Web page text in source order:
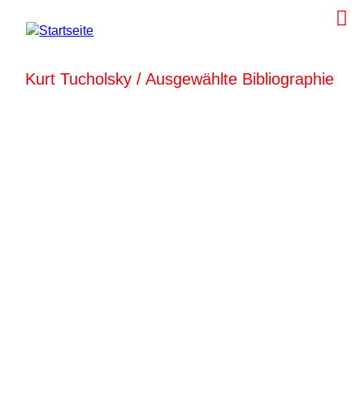
Kurt Tucholsky / Ausgewählte Bibliographie